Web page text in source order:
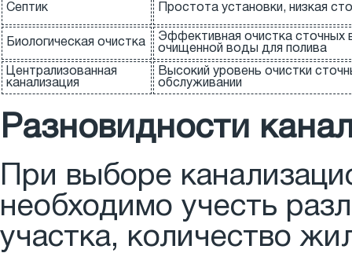
Септик Простота установки, низкая
Биологическая очистка
Эффективная очистка сточных
очищенной воды для полива
Централизованная
канализация
Высокий уровень очистки
обслуживании
Разновидности
При выборе
необходимо учесть
участка, количество